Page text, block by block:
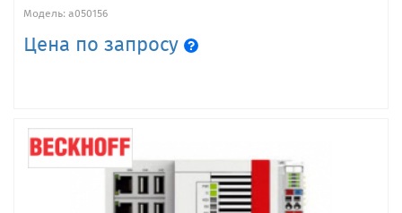
Модель: a050156
Цена по запросу